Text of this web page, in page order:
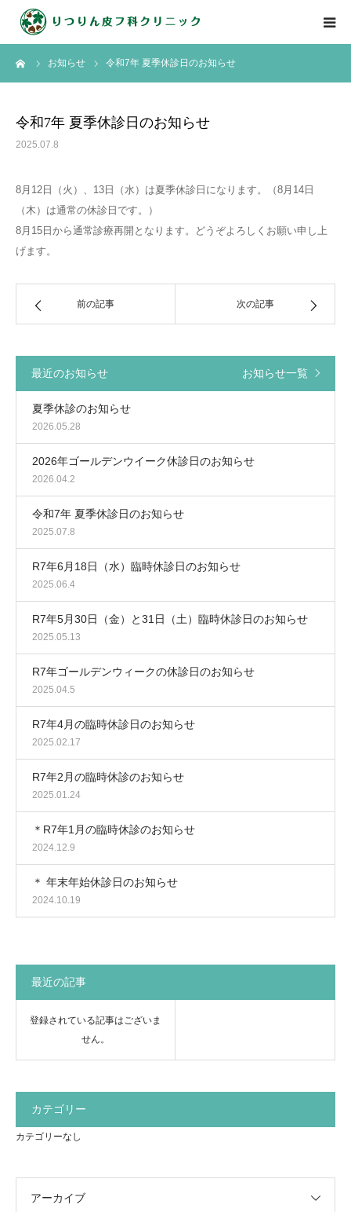
お知らせ 令和7年 夏季休診日のお知らせ
令和7年 夏季休診日のお知らせ
2025.07.8
8月12日（火）、13日（水）は夏季休診日になります。（8月14日
（木）は通常の休診日です。）
8月15日から通常診療再開となります。どうぞよろしくお願い申し上
げます。
前の記事 次の記事
最近のお知らせ お知らせ一覧
夏季休診のお知らせ
2026.05.28
2026年ゴールデンウイーク休診日のお知らせ
2026.04.2
令和7年 夏季休診日のお知らせ
2025.07.8
R7年6月18日（水）臨時休診日のお知らせ
2025.06.4
R7年5月30日（金）と31日（土）臨時休診日のお知らせ
2025.05.13
R7年ゴールデンウィークの休診日のお知らせ
2025.04.5
R7年4月の臨時休診日のお知らせ
2025.02.17
R7年2月の臨時休診のお知らせ
2025.01.24
＊R7年1月の臨時休診のお知らせ
2024.12.9
＊ 年末年始休診日のお知らせ
2024.10.19
最近の記事
登録されている記事はございま
せん。
カテゴリー
カテゴリーなし
アーカイブ
HOME